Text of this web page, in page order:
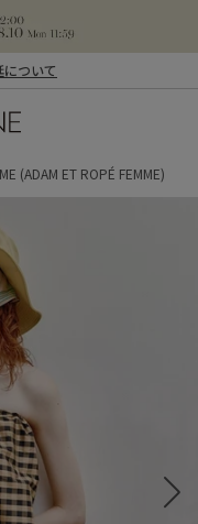
ついて
(ADAM ET ROPÉ FEMME)